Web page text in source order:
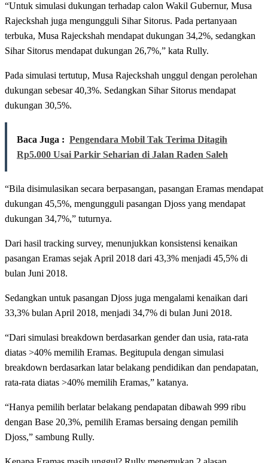
“Untuk simulasi dukungan terhadap calon Wakil Gubernur, Musa
Rajeckshah juga mengungguli Sihar Sitorus. Pada pertanyaan
terbuka, Musa Rajeckshah mendapat dukungan 34,2%, sedangkan
Sihar Sitorus mendapat dukungan 26,7%,” kata Rully.
Pada simulasi tertutup, Musa Rajeckshah unggul dengan perolehan
dukungan sebesar 40,3%. Sedangkan Sihar Sitorus mendapat
dukungan 30,5%.
Baca Juga : Pengendara Mobil Tak Terima Ditagih
Rp5.000 Usai Parkir Seharian di Jalan Raden Saleh
“Bila disimulasikan secara berpasangan, pasangan Eramas mendapat
dukungan 45,5%, mengungguli pasangan Djoss yang mendapat
dukungan 34,7%,” tuturnya.
Dari hasil tracking survey, menunjukkan konsistensi kenaikan
pasangan Eramas sejak April 2018 dari 43,3% menjadi 45,5% di
bulan Juni 2018.
Sedangkan untuk pasangan Djoss juga mengalami kenaikan dari
33,3% bulan April 2018, menjadi 34,7% di bulan Juni 2018.
“Dari simulasi breakdown berdasarkan gender dan usia, rata-rata
diatas >40% memilih Eramas. Begitupula dengan simulasi
breakdown berdasarkan latar belakang pendidikan dan pendapatan,
rata-rata diatas >40% memilih Eramas,” katanya.
“Hanya pemilih berlatar belakang pendapatan dibawah 999 ribu
dengan Base 20,3%, pemilih Eramas bersaing dengan pemilih
Djoss,” sambung Rully.